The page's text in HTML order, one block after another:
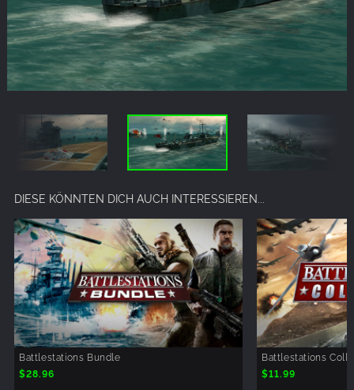
DIESE KÖNNTEN DICH AUCH INTERESSIEREN...
Battlestations Bundle
$28.96
Battlestations
$11.99